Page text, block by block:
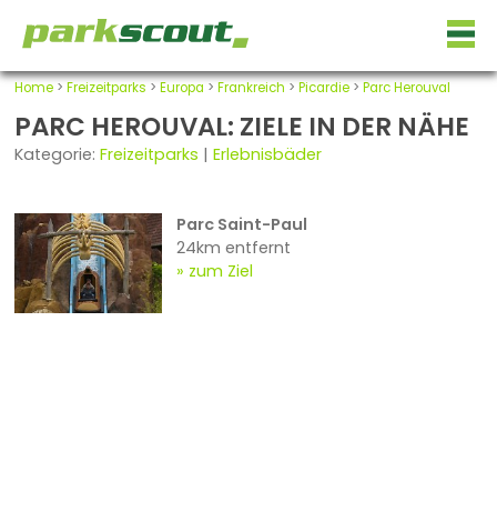
Home> Freizeitparks > Europa > Frankreich > Picardie> Parc Herouval
PARC HEROUVAL: ZIELE IN DER NÄHE
Kategorie: Freizeitparks | Erlebnisbäder
Parc Saint-Paul
24km entfernt
zum Ziel